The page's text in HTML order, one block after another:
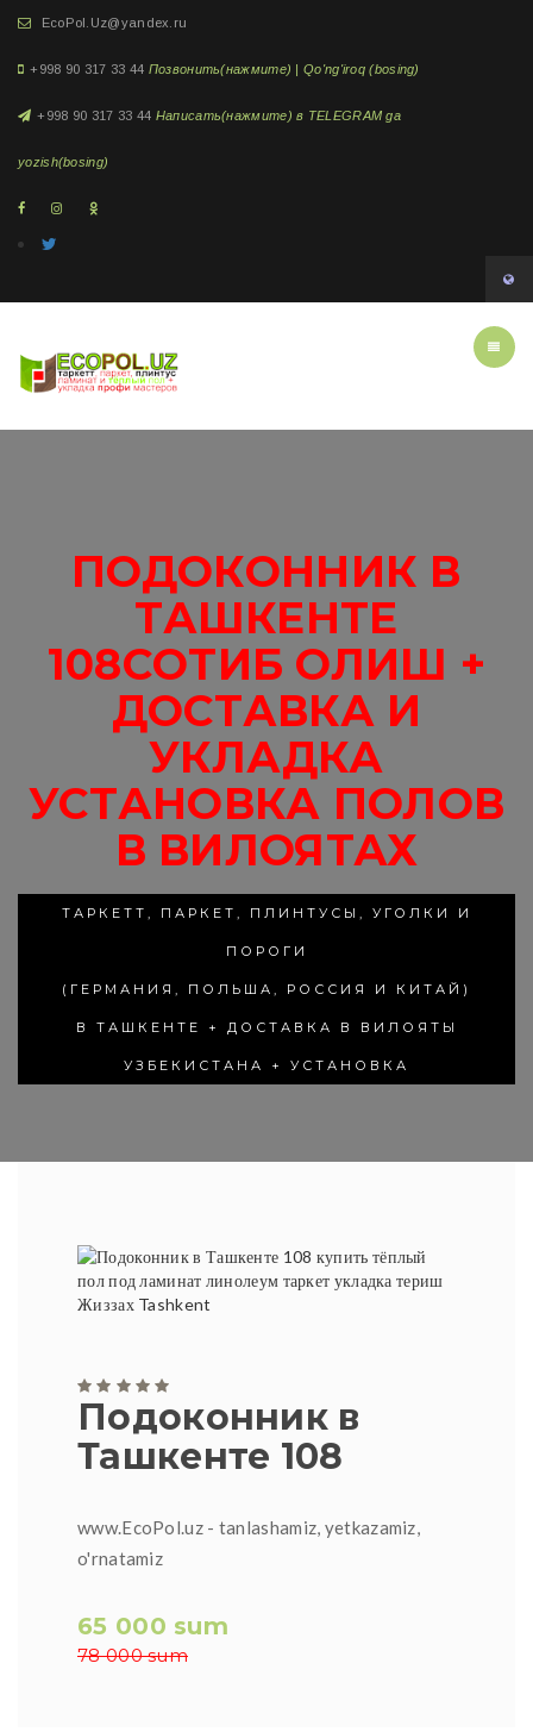
EcoPol.Uz@yandex.ru
+998 90 317 33 44 Позвонить(нажмите) | Qo'ng'iroq (bosing)
+998 90 317 33 44 Написать(нажмите) в TELEGRAM ga
yozish(bosing)
ПОДОКОННИК В
ТАШКЕНТЕ
108СОТИБ ОЛИШ +
ДОСТАВКА И
УКЛАДКА
УСТАНОВКА ПОЛОВ
В ВИЛОЯТАХ
ТАРКЕТТ, ПАРКЕТ, ПЛИНТУСЫ, УГОЛКИ И
ПОРОГИ
(ГЕРМАНИЯ, ПОЛЬША, РОССИЯ И КИТАЙ)
В ТАШКЕНТЕ + ДОСТАВКА В ВИЛОЯТЫ
УЗБЕКИСТАНА + УСТАНОВКА
Подоконник в
Ташкенте 108
www.EcoPol.uz - tanlashamiz, yetkazamiz,
o'rnatamiz
65 000 sum
78 000 sum